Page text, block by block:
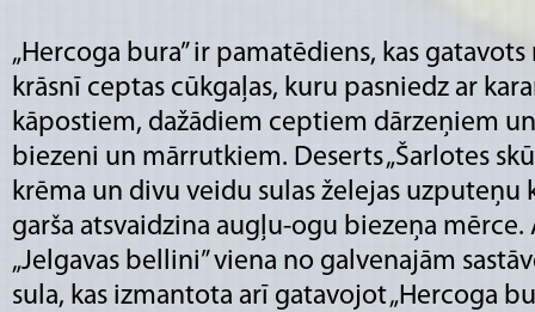
„Hercoga bura” ir pamatēdiens, kas
krāsnī ceptas cūkgaļas, kuru pasniedz ar
kāpostiem, dažādiem ceptiem dārzeņiem
biezeni un mārrutkiem. Deserts „Šarlotes
krēma un divu veidu sulas želejas
garša atsvaidzina augļu-ogu biezeņa
„Jelgavas bellini” viena no galvenajām
sula, kas izmantota arī gatavojot „Hercoga